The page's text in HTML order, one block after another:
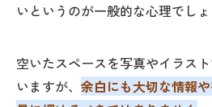
いというのが一般的な心理でしょ
空いたスペースを写真やイラス
いますが、 余白にも大切な情報